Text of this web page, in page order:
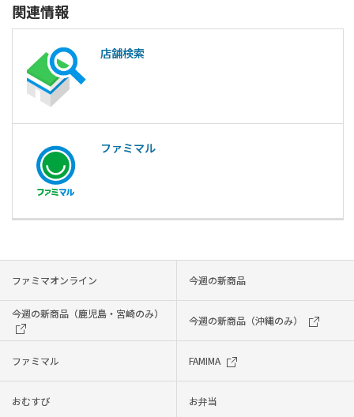
関連情報
店舗検索
ファミマル
ファミマオンライン 今週の新商品
今週の新商品（鹿児島・宮崎のみ）
今週の新商品（沖縄のみ）
ファミマル FAMIMA
おむすび お弁当